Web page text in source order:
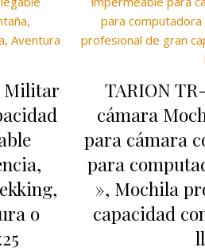
Militar
o
TARION
cámara
para cámara
para
», Mochila
capacidad